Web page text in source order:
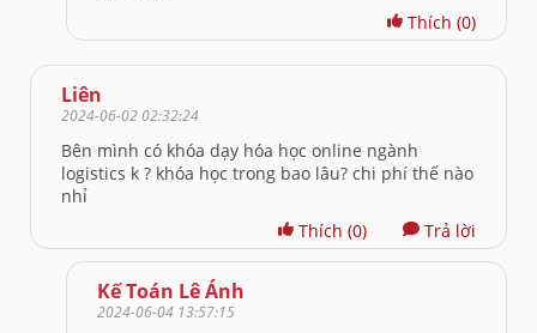
Thích (0)
Liên
2024-06-02 02:32:24
Bên mình có khóa dạy hóa học online ngành
logistics k ? khóa học trong bao lâu? chi phí thế nào
nhỉ
Thích (0) Trả lời
Kế Toán Lê Ánh
2024-06-04 13:57:15